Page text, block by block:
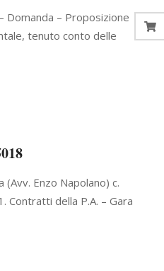
Domanda – Proposizione
tenuto conto delle
(Avv. Enzo Napolano) c.
Contratti della P.A. – Gara